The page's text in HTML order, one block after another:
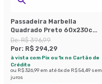
Passadeira Marbella
Quadrado Preto 60x230cm
Rayza
De:R$ 396,99
Por: R$ 294,29
à vista com Pix ou 1x no Cartão de
Crédito
ou R$ 326,99 em até6x de R$ 54,49 sem
juros